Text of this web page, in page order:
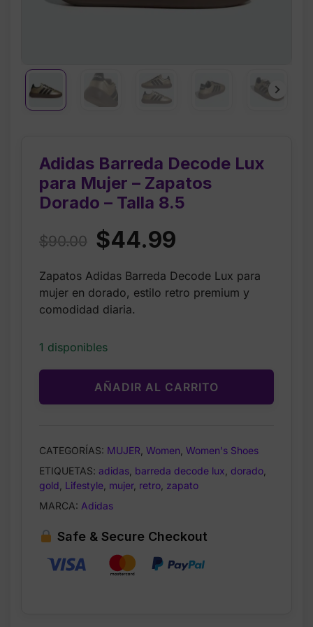
Adidas Barreda Decode Lux
para Mujer – Zapatos
Dorado – Talla 8.5
$90.00 Original
was:
$90.00.
$44.99
is:
Zapatos Adidas Barreda Decode Lux para
mujer en dorado, estilo retro premium y
comodidad diaria.
1 disponibles
AÑADIR AL CARRITO
CATEGORÍAS: MUJER Women Women's Shoes
ETIQUETAS: adidas barreda decode lux dorado
gold Lifestyle mujer, retro zapato
MARCA: Adidas
Safe & Secure Checkout